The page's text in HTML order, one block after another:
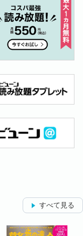
すべて見る